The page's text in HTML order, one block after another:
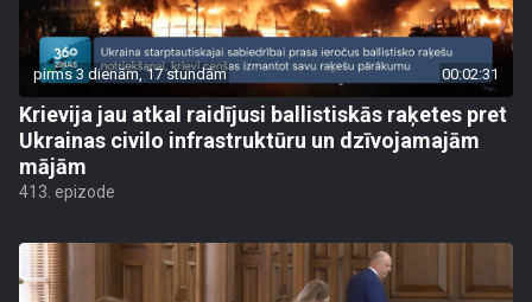
pirms 3 dienām, 17 stundām 00:02:31
Krievija jau atkal raidījusi ballistiskās raķetes pret
Ukrainas civilo infrastruktūru un dzīvojamajām
mājām
413. epizode